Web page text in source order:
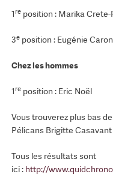
1 reposition : Marika Crete-
3eposition : Eugénie
Chez les hommes
1 reposition : Eric Noël
Vous trouverez plus bas
Pélicans Brigitte
Tous les résultats sont
ici : http://